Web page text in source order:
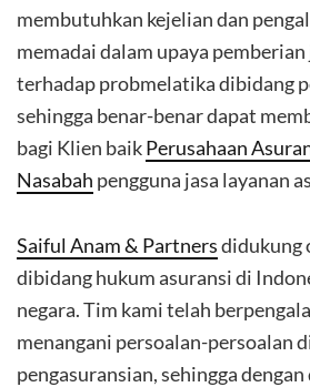
membutuhkan kejelian dan
memadai dalam upaya
terhadap probmelatika dibidang
sehingga benar-benar dapat
bagi Klien baikPerusahaan
Nasabah pengguna jasa layanan
Saiful Anam & Partnersdidukung
dibidang hukum asuransi di
negara. Tim kami telah
menangani persoalan-persoalan
pengasuransian, sehingga